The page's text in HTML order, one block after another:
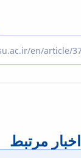
اخبار مرتبط